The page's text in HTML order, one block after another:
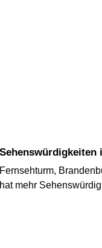
Fernsehturm,
hat mehr